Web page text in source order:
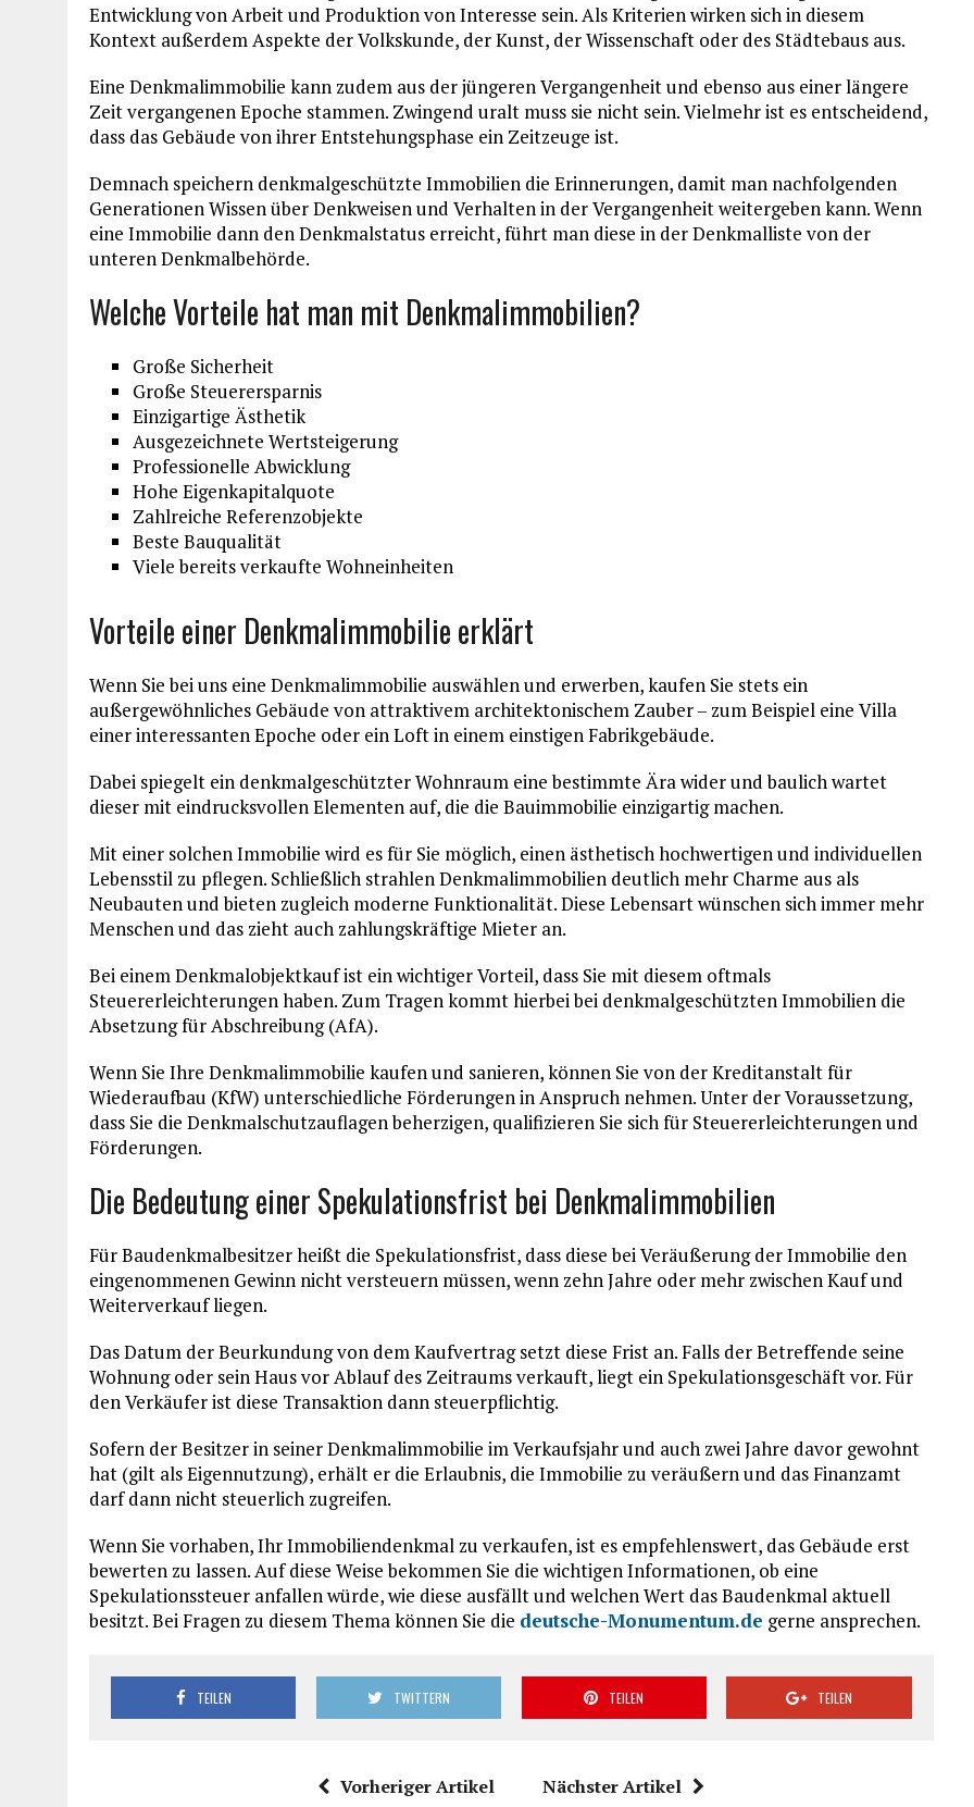
Entwicklung von Arbeit und Produktion von Interesse sein. Als Kriterien wirken sich in diesem
Kontext außerdem Aspekte der Volkskunde, der Kunst, der Wissenschaft oder des Städtebaus aus.
Eine Denkmalimmobilie kann zudem aus der jüngeren Vergangenheit und ebenso aus einer längere
Zeit vergangenen Epoche stammen. Zwingend uralt muss sie nicht sein. Vielmehr ist es entscheidend,
dass das Gebäude von ihrer Entstehungsphase ein Zeitzeuge ist.
Demnach speichern denkmalgeschützte Immobilien die Erinnerungen, damit man nachfolgenden
Generationen Wissen über Denkweisen und Verhalten in der Vergangenheit weitergeben kann. Wenn
eine Immobilie dann den Denkmalstatus erreicht, führt man diese in der Denkmalliste von der
unteren Denkmalbehörde.
Welche Vorteile hat man mit Denkmalimmobilien?
Große Sicherheit
Große Steuerersparnis
Einzigartige Ästhetik
Ausgezeichnete Wertsteigerung
Professionelle Abwicklung
Hohe Eigenkapitalquote
Zahlreiche Referenzobjekte
Beste Bauqualität
Viele bereits verkaufte Wohneinheiten
Vorteile einer Denkmalimmobilie erklärt
Wenn Sie bei uns eine Denkmalimmobilie auswählen und erwerben, kaufen Sie stets ein
außergewöhnliches Gebäude von attraktivem architektonischem Zauber – zum Beispiel eine Villa
einer interessanten Epoche oder ein Loft in einem einstigen Fabrikgebäude.
Dabei spiegelt ein denkmalgeschützter Wohnraum eine bestimmte Ära wider und baulich wartet
dieser mit eindrucksvollen Elementen auf, die die Bauimmobilie einzigartig machen.
Mit einer solchen Immobilie wird es für Sie möglich, einen ästhetisch hochwertigen und individuellen
Lebensstil zu pflegen. Schließlich strahlen Denkmalimmobilien deutlich mehr Charme aus als
Neubauten und bieten zugleich moderne Funktionalität. Diese Lebensart wünschen sich immer mehr
Menschen und das zieht auch zahlungskräftige Mieter an.
Bei einem Denkmalobjektkauf ist ein wichtiger Vorteil, dass Sie mit diesem oftmals
Steuererleichterungen haben. Zum Tragen kommt hierbei bei denkmalgeschützten Immobilien die
Absetzung für Abschreibung (AfA).
Wenn Sie Ihre Denkmalimmobilie kaufen und sanieren, können Sie von der Kreditanstalt für
Wiederaufbau (KfW) unterschiedliche Förderungen in Anspruch nehmen. Unter der Voraussetzung,
dass Sie die Denkmalschutzauflagen beherzigen, qualifizieren Sie sich für Steuererleichterungen und
Förderungen.
Die Bedeutung einer Spekulationsfrist bei Denkmalimmobilien
Für Baudenkmalbesitzer heißt die Spekulationsfrist, dass diese bei Veräußerung der Immobilie den
eingenommenen Gewinn nicht versteuern müssen, wenn zehn Jahre oder mehr zwischen Kauf und
Weiterverkauf liegen.
Das Datum der Beurkundung von dem Kaufvertrag setzt diese Frist an. Falls der Betreffende seine
Wohnung oder sein Haus vor Ablauf des Zeitraums verkauft, liegt ein Spekulationsgeschäft vor. Für
den Verkäufer ist diese Transaktion dann steuerpflichtig.
Sofern der Besitzer in seiner Denkmalimmobilie im Verkaufsjahr und auch zwei Jahre davor gewohnt
hat (gilt als Eigennutzung), erhält er die Erlaubnis, die Immobilie zu veräußern und das Finanzamt
darf dann nicht steuerlich zugreifen.
Wenn Sie vorhaben, Ihr Immobiliendenkmal zu verkaufen, ist es empfehlenswert, das Gebäude erst
bewerten zu lassen. Auf diese Weise bekommen Sie die wichtigen Informationen, ob eine
Spekulationssteuer anfallen würde, wie diese ausfällt und welchen Wert das Baudenkmal aktuell
besitzt. Bei Fragen zu diesem Thema können Sie die deutsche-Monumentum.de gerne ansprechen.
TEILEN TWITTERN TEILEN TEILEN
Vorheriger Artikel Nächster Artikel